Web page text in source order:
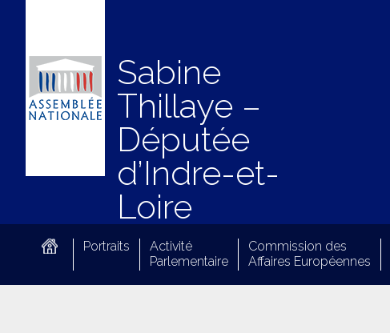
Sabine
Thillaye –
Députée
d’Indre-et-
Loire
Portraits
Activité
Parlementaire
Commission des
Affaires Européennes